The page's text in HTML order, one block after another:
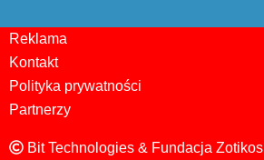
Reklama
Kontakt
Polityka prywatności
Partnerzy
Bit Technologies & Fundacja Zotikos